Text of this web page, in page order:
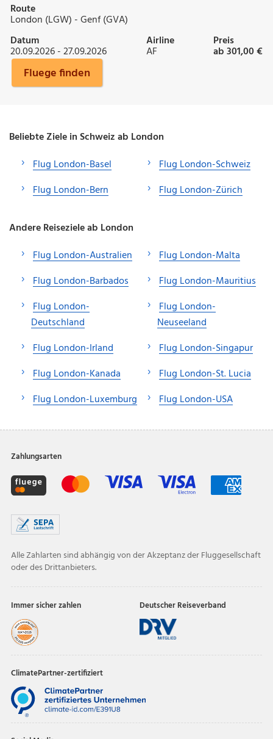
Route
London (LGW) - Genf (GVA)
Datum
20.09.2026 - 27.09.2026
Airline
AF
Preis
ab 301,00 €
Fluege finden
Beliebte Ziele in Schweiz ab London
Flug London-Basel
Flug London-Bern
Flug London-Schweiz
Flug London-Zürich
Andere Reiseziele ab London
Flug London-Australien
Flug London-Barbados
Flug London-
Deutschland
Flug London-Irland
Flug London-Kanada
Flug London-Luxemburg
Flug London-Malta
Flug London-Mauritius
Flug London-
Neuseeland
Flug London-Singapur
Flug London-St. Lucia
Flug London-USA